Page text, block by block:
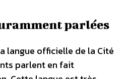
parlées
langue officielle de la Cité
parlent en fait